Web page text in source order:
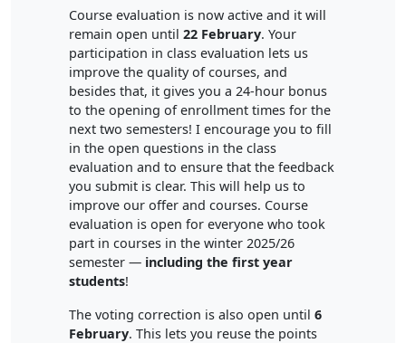
Course evaluation is now active and it will
remain open until 22 February. Your
participation in class evaluation lets us
improve the quality of courses, and
besides that, it gives you a 24-hour bonus
to the opening of enrollment times for the
next two semesters! I encourage you to fill
in the open questions in the class
evaluation and to ensure that the feedback
you submit is clear. This will help us to
improve our offer and courses. Course
evaluation is open for everyone who took
part in courses in the winter 2025/26
semester — including the first year
students!
The voting correction is also open until 6
February. This lets you reuse the points